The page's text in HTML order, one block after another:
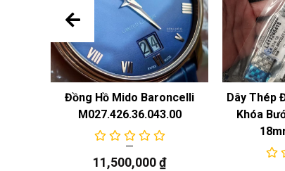
Đồng Hồ Mido Baroncelli
M027.426.36.043.00
11,500,000₫
Dây Thép
Khóa